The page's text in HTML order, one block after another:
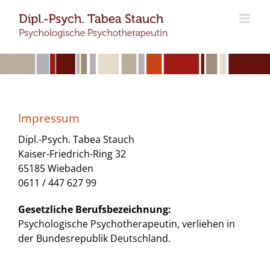
Inhalt
springen
Impressum
Dipl.-Psych. Tabea Stauch
Kaiser-Friedrich-Ring 32
65185 Wiebaden
0611 / 447 627 99
Gesetzliche Berufsbezeichnung:
Psychologische Psychotherapeutin, verliehen in
der Bundesrepublik Deutschland.